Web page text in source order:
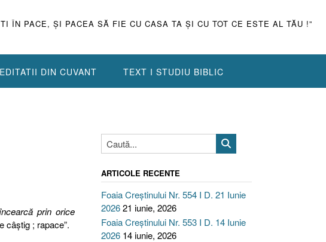
ÎN PACE, ŞI PACEA SĂ FIE CU CASA TA ŞI CU TOT CE ESTE AL TĂU !”
DIN CUVANT TEXT I STUDIU BIBLIC
prin orice
câștig ; rapace”.
ARTICOLE RECENTE
Foaia Creștinului Nr. 554 I D. 21 Iunie
202621 iunie, 2026
Foaia Creștinului Nr. 553 I D. 14 Iunie
2026 14 iunie, 2026